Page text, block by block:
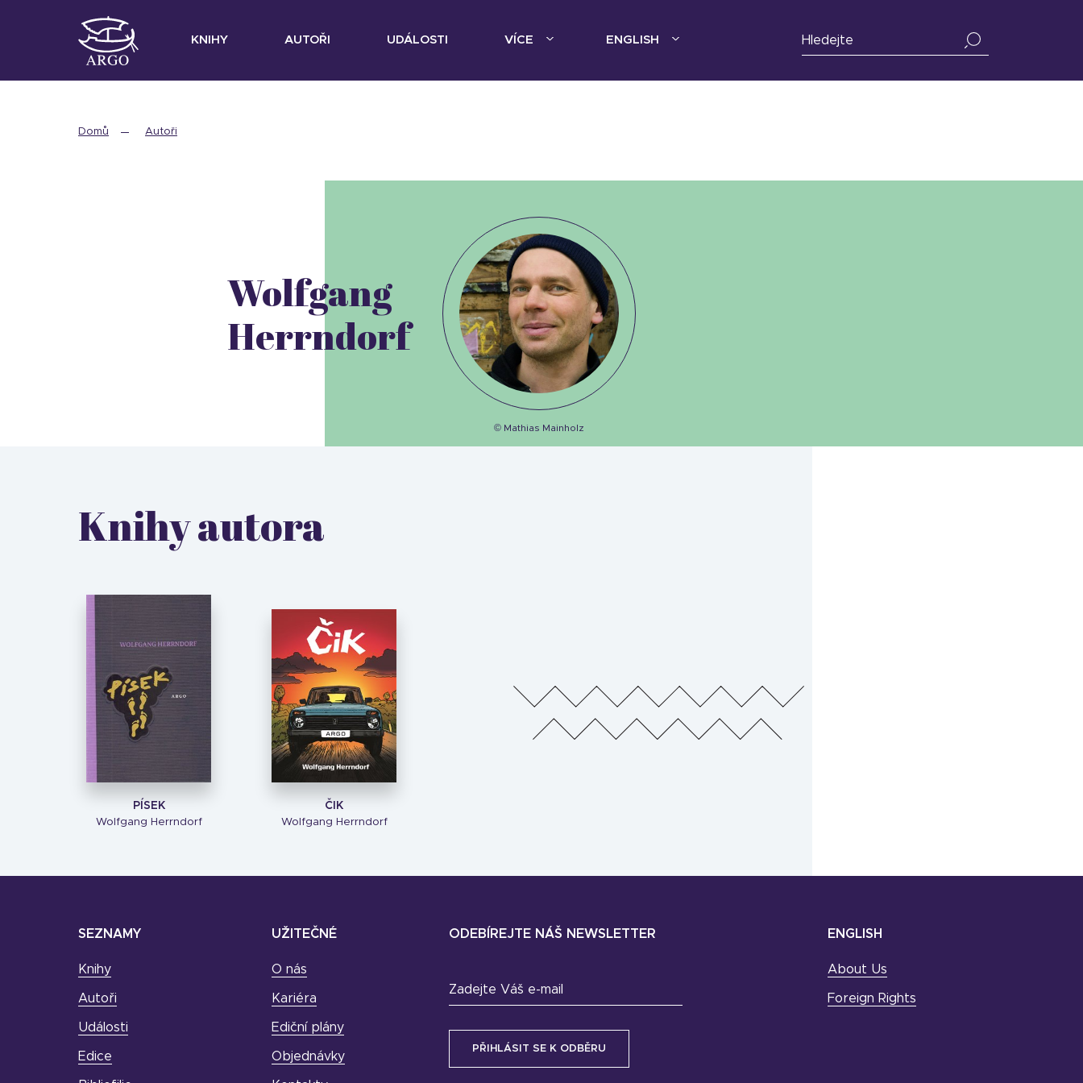
KNIHY AUTOŘI UDÁLOSTI VÍCE ENGLISH
Domů Autoři
Wolfgang
Herrndorf
© Mathias Mainholz
Knihy autora
PÍSEK
Wolfgang Herrndorf
ČIK
Wolfgang Herrndorf
SEZNAMY
Knihy
Autoři
Události
Edice
UŽITEČNÉ
O nás
Kariéra
Ediční plány
Objednávky
ODEBÍREJTE NÁŠ NEWSLETTER
Zadejte Váš e-mail
ENGLISH
About Us
Foreign Rights